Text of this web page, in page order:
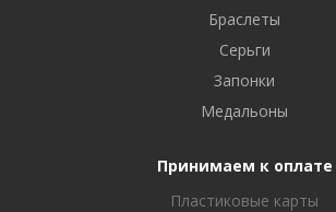
Браслеты
Серьги
Запонки
Медальоны
Принимаем к оплате
Пластиковые карты